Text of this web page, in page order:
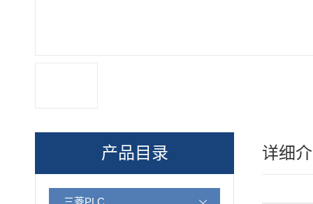
产品目录
三菱PLC
详细